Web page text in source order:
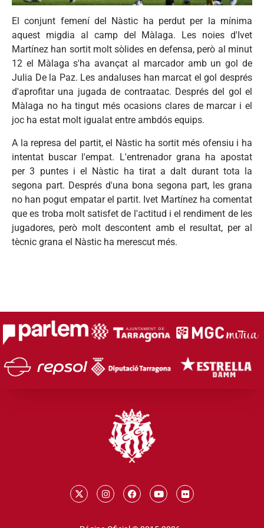
El conjunt femení del Nàstic ha perdut per la mínima
aquest migdia al camp del Màlaga. Les noies d'Ivet
Martínez han sortit molt sòlides en defensa, però al minut
12 el Màlaga s'ha avançat al marcador amb un gol de
Julia De la Paz. Les andaluses han marcat el gol després
d'aprofitar una jugada de contraatac. Després del gol el
Màlaga no ha tingut més ocasions clares de marcar i el
joc ha estat molt igualat entre ambdós equips.
A la represa del partit, el Nàstic ha sortit més ofensiu i ha
intentat buscar l'empat. L'entrenador grana ha apostat
per 3 puntes i el Nàstic ha tirat a dalt durant tota la
segona part. Després d'una bona segona part, les grana
no han pogut empatar el partit. Ivet Martínez ha comentat
que es troba molt satisfet de l'actitud i el rendiment de les
jugadores, però molt descontent amb el resultat, per al
tècnic grana el Nàstic ha merescut més.